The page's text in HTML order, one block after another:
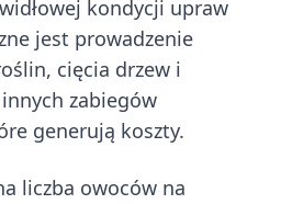
kondycji upraw
jest prowadzenie
cięcia drzew i
zabiegów
generują koszty.
liczba owoców na